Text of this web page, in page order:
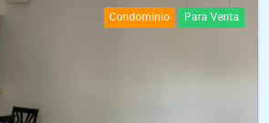
Condominio Para Venta